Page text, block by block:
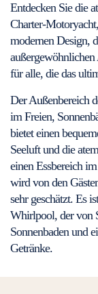
Entdecken Sie die
Charter-
modernen Design,
für alle, die das
Der Außenbereich
im Freien,
bietet einen
Seeluft und die
einen Essbereich
wird von den
sehr geschätzt. Es
Whirlpool, der von
Sonnenbaden und
Getränke.